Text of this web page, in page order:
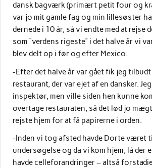
dansk bagværk (primært petit four og
var jo mit gamle fag og min lillesøster
dernede i 10 år, så vi endte med at rejse
som “verdens rigeste” i det halve år vi
blev delt op i før og efter Mexico.
-Efter det halve år var gået fik jeg
restaurant, der var ejet af en dansker.
inspektør, men ville siden hen kunne
overtage restauraten, så det lød jo
rejste hjem for at få papirerne i orden.
-Inden vi tog afsted havde Dorte været
undersøgelse og da vi kom hjem, lå der
havde celleforandringer – altså